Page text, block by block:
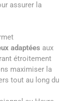
assurer la
adaptées aux
étroitement
maximiser la
tout au long du